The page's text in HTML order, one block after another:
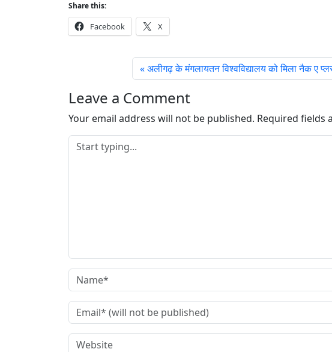
Share this:
Facebook X
अलीगढ़ के मंगलायतन विश्वविद्यालय को मिला नैक ए
Leave a Comment
Your email address will not be published. Required fields